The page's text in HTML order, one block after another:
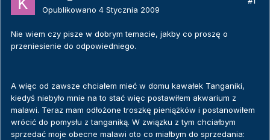
Opublikowano 4 Stycznia 2009
Nie wiem czy pisze w dobrym temacie, jakby co proszę o
przeniesienie do odpowiedniego.
A więc od zawsze chciałem mieć w domu kawałek Tanganiki,
kiedyś niebyło mnie na to stać więc postawiłem akwarium z
malawi. Teraz mam odłożone troszkę pieniążków i postanowiłem
wrócić do pomysłu z tanganiką. W związku z tym chciałbym
sprzedać moje obecne malawi oto co miałbym do sprzedania: